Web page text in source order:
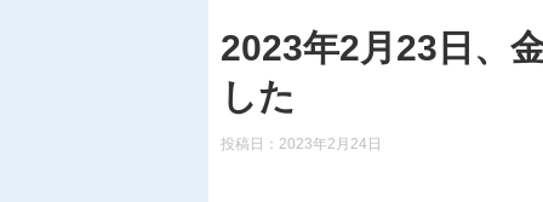
2023年2月23日、
した
投稿日： 2023年2月24日